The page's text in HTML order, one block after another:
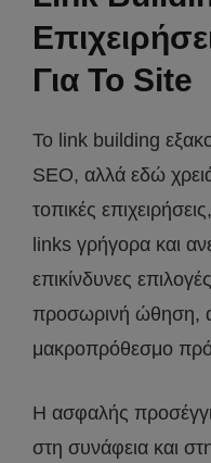
Για Το Site
Το link building
SEO, αλλά εδώ
τοπικές
links γρήγορα και
επικίνδυνες
προσωρινή ώθηση,
μακροπρόθεσμο
Η ασφαλής
στη συνάφεια και